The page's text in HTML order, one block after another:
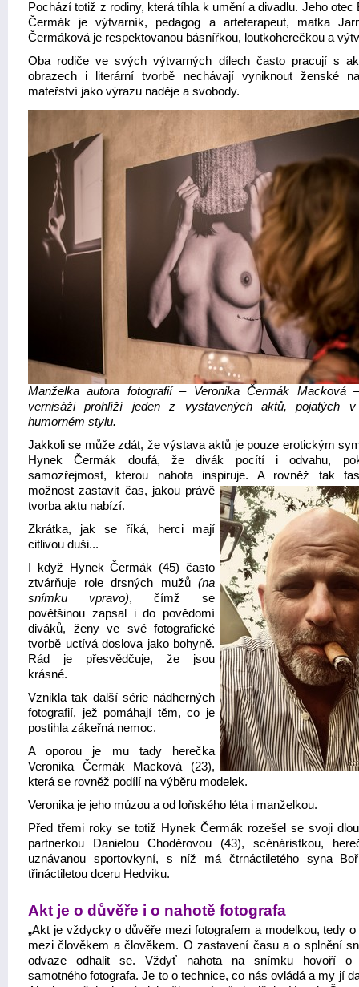
Pochází totiž z rodiny, která tíhla k umění a divadlu. Jeho otec
Čermák je výtvarník, pedagog a arteterapeut, matka
Čermáková je respektovanou básnířkou, loutkoherečkou a
Oba rodiče ve svých výtvarných dílech často pracují s
obrazech i literární tvorbě nechávají vyniknout ženské
mateřství jako výrazu naděje a svobody.
Manželka autora fotografií – Veronika Čermák Macková
vernisáži prohlíží jeden z vystavených aktů, pojatých v
humorném stylu.
Jakkoli se může zdát, že výstava aktů je pouze erotickým
Hynek Čermák doufá, že divák pocítí i odvahu,
samozřejmost, kterou nahota inspiruje. A rovněž tak
možnost zastavit čas, jakou právě
tvorba aktu nabízí.
Zkrátka, jak se říká, herci mají
citlivou duši...
I když Hynek Čermák (45) často
ztvárňuje role drsných mužů (na
snímku vpravo), čímž se
povětšinou zapsal i do povědomí
diváků, ženy ve své fotografické
tvorbě uctívá doslova jako bohyně.
Rád je přesvědčuje, že jsou
krásné.
Vznikla tak další série nádherných
fotografií, jež pomáhají těm, co je
postihla zákeřná nemoc.
A oporou je mu tady herečka
Veronika Čermák Macková (23),
která se rovněž podílí na výběru modelek.
Veronika je jeho múzou a od loňského léta i manželkou.
Před třemi roky se totiž Hynek Čermák rozešel se svoji
partnerkou Danielou Choděrovou (43), scénáristkou,
uznávanou sportovkyní, s níž má čtrnáctiletého syna
třináctiletou dceru Hedviku.
Akt je o důvěře i o nahotě fotografa
„Akt je vždycky o důvěře mezi fotografem a modelkou, tedy o
mezi člověkem a člověkem. O zastavení času a o splnění
odvaze odhalit se. Vždyť nahota na snímku hovoří o
samotného fotografa. Je to o technice, co nás ovládá a my jí